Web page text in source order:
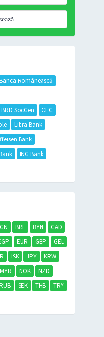
Banca Românească
BRD SocGen
CEC
Libra Bank
Bank
ING Bank
BRL BYN
CAD
EUR GBP
GEL
ISK JPY
KRW
MYR NOK
NZD
RUB SEK THB
TRY